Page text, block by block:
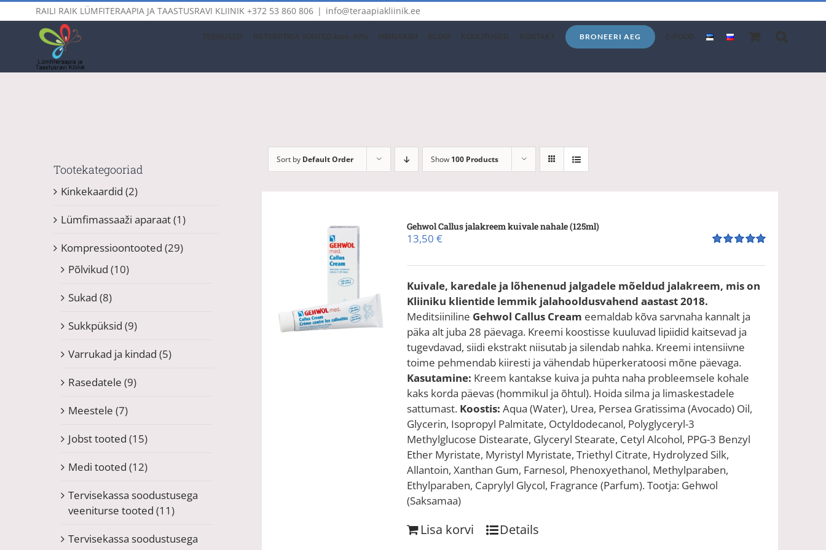
to
RAILI RAIK LÜMFITERAAPIA JA TAASTUSRAVI KLIINIK+372 53 860 806 | info@teraapiakliinik.ee
TEENUSED RETSEPTIGA TOOTED kuni -90% HINNAKIRI BLOGI KOOLITUSED KONTAKT BRONEERI AEG E-POOD
Sort by Default Order Show 100 Products
Gehwol Callus jalakreem kuivale nahale (125ml)
5.00/ 5
13,50€
Kuivale, karedale ja lõhenenud jalgadele mõeldud jalakreem, mis on
Kliiniku klientide lemmik jalahooldusvahend aastast 2018.
Meditsiiniline Gehwol Callus Cream eemaldab kõva sarvnaha kannalt ja
päka alt juba 28 päevaga. Kreemi koostisse kuuluvad lipiidid kaitsevad ja
tugevdavad, siidi ekstrakt niisutab ja silendab nahka. Kreemi intensiivne
toime pehmendab kiiresti ja vähendab hüperkeratoosi mõne päevaga.
Kasutamine: Kreem kantakse kuiva ja puhta naha probleemsele kohale
kaks korda päevas (hommikul ja õhtul). Hoida silma ja limaskestadele
sattumast. Koostis: Aqua (Water), Urea, Persea Gratissima (Avocado) Oil,
Glycerin, Isopropyl Palmitate, Octyldodecanol, Polyglyceryl-3
Methylglucose Distearate, Glyceryl Stearate, Cetyl Alcohol, PPG-3 Benzyl
Ether Myristate, Myristyl Myristate, Triethyl Citrate, Hydrolyzed Silk,
Allantoin, Xanthan Gum, Farnesol, Phenoxyethanol, Methylparaben,
Ethylparaben, Caprylyl Glycol, Fragrance (Parfum). Tootja: Gehwol
(Saksamaa)
Lisa korvi Details
Tootekategooriad
Kinkekaardid (2)
Lümfimassaaži aparaat(1)
Kompressioontooted (29)
Põlvikud (10)
Sukad (8)
Sukkpüksid (9)
Varrukad ja kindad (5)
Rasedatele (9)
Meestele (7)
Jobst tooted (15)
Medi tooted (12)
Tervisekassa soodustusega
veeniturse tooted (11)
Tervisekassa soodustusega